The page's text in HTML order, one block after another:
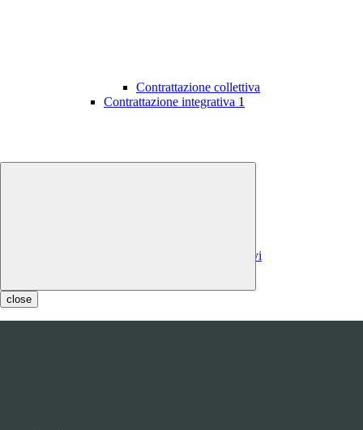
close
Contrattazione collettiva
Contrattazione integrativa 1
Costi contratti integrativi